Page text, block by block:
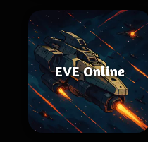
EVE Online